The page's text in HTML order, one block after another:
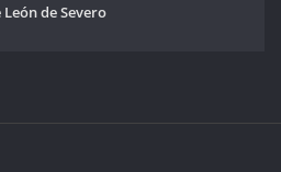
de Severo